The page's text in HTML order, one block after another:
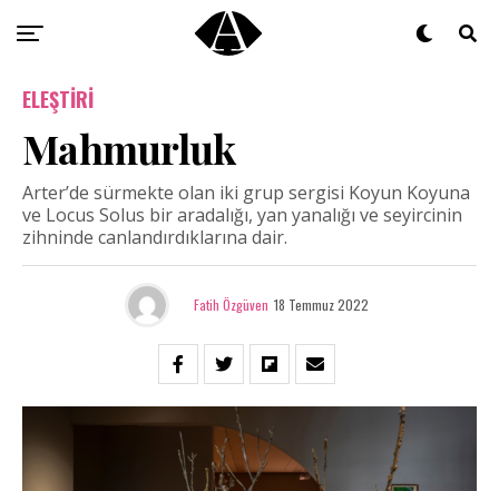
ELEŞTIRI
Mahmurluk
Arter’de sürmekte olan iki grup sergisi Koyun Koyuna
ve Locus Solus bir aradalığı, yan yanalığı ve seyircinin
zihninde canlandırdıklarına dair.
Fatih Özgüven 18 Temmuz 2022